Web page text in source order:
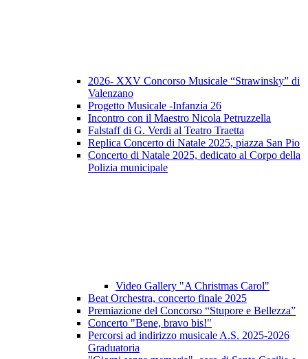
2026- XXV Concorso Musicale “Strawinsky” di
Valenzano
Progetto Musicale -Infanzia 26
Incontro con il Maestro Nicola Petruzzella
Falstaff di G. Verdi al Teatro Traetta
Replica Concerto di Natale 2025, piazza San Pio
Concerto di Natale 2025, dedicato al Corpo della
Polizia municipale
Video Gallery "A Christmas Carol"
Beat Orchestra, concerto finale 2025
Premiazione del Concorso “Stupore e Bellezza”
Concerto "Bene, bravo bis!"
Percorsi ad indirizzo musicale A.S. 2025-2026
Graduatoria